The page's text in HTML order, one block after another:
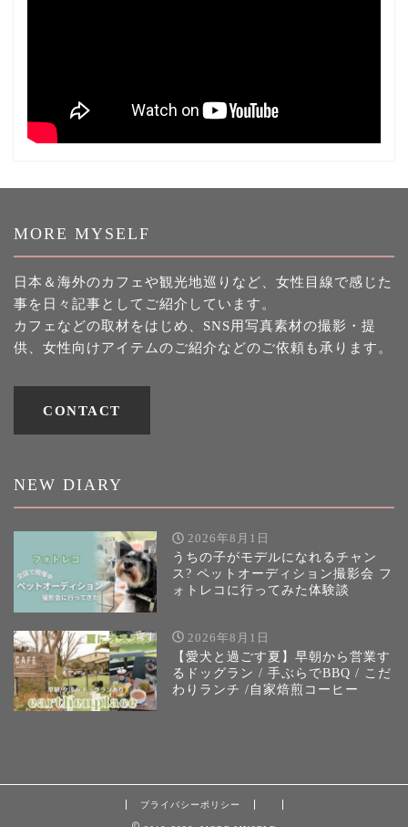
MORE MYSELF
日本＆海外のカフェや観光地巡りなど、女性目線で感じた
事を日々記事としてご紹介しています。
カフェなどの取材をはじめ、SNS用写真素材の撮影・提
供、女性向けアイテムのご紹介などのご依頼も承ります。
CONTACT
NEW DIARY
2026年8月1日
うちの子がモデルになれるチャン
ス? ペットオーディション撮影会 フ
ォトレコに行ってみた体験談
2026年8月1日
【愛犬と過ごす夏】早朝から営業す
るドッグラン / 手ぶらでBBQ / こだ
わりランチ /自家焙煎コーヒー
プライバシーポリシー